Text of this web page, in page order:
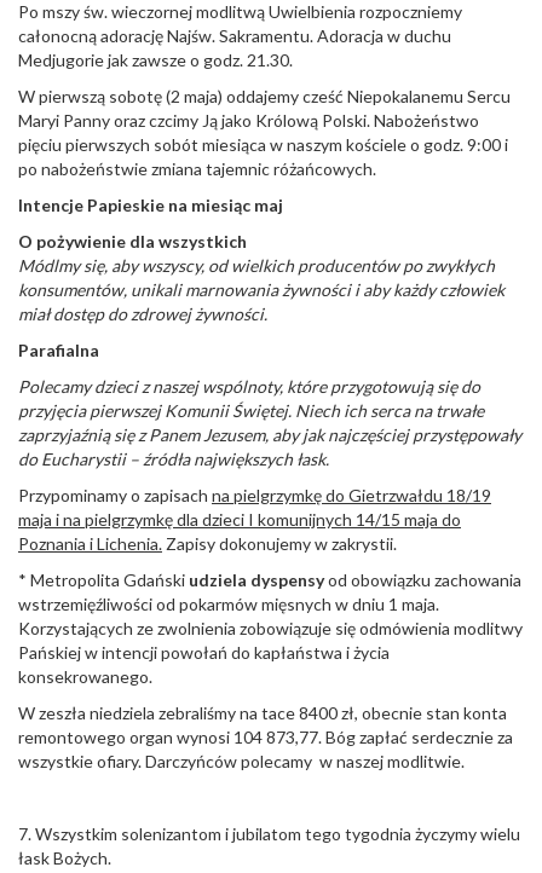
Po mszy św. wieczornej modlitwą Uwielbienia rozpoczniemy
całonocną adorację Najśw. Sakramentu. Adoracja w duchu
Medjugorie jak zawsze o godz. 21.30.
W pierwszą sobotę (2 maja) oddajemy cześć Niepokalanemu Sercu
Maryi Panny oraz czcimy Ją jako Królową Polski. Nabożeństwo
pięciu pierwszych sobót miesiąca w naszym kościele o godz. 9:00 i
po nabożeństwie zmiana tajemnic różańcowych.
Intencje Papieskie na miesiąc maj
O pożywienie dla wszystkich
Módlmy się, aby wszyscy, od wielkich producentów po zwykłych
konsumentów, unikali marnowania żywności i aby każdy człowiek
miał dostęp do zdrowej żywności.
Parafialna
Polecamy dzieci z naszej wspólnoty, które przygotowują się do
przyjęcia pierwszej Komunii Świętej. Niech ich serca na trwałe
zaprzyjaźnią się z Panem Jezusem, aby jak najczęściej przystępowały
do Eucharystii – źródła największych łask.
Przypominamy o zapisach na pielgrzymkę do Gietrzwałdu 18/19
maja i na pielgrzymkę dla dzieci I komunijnych 14/15 maja do
Poznania i Lichenia. Zapisy dokonujemy w zakrystii.
* Metropolita Gdański udziela dyspensyod obowiązku zachowania
wstrzemięźliwości od pokarmów mięsnych w dniu 1 maja.
Korzystających ze zwolnienia zobowiązuje się odmówienia modlitwy
Pańskiej w intencji powołań do kapłaństwa i życia
konsekrowanego.
W zeszła niedziela zebraliśmy na tace 8400 zł, obecnie stan konta
remontowego organ wynosi 104 873,77. Bóg zapłać serdecznie za
wszystkie ofiary. Darczyńców polecamy w naszej modlitwie.
7. Wszystkim solenizantom i jubilatom tego tygodnia życzymy wielu
łask Bożych.